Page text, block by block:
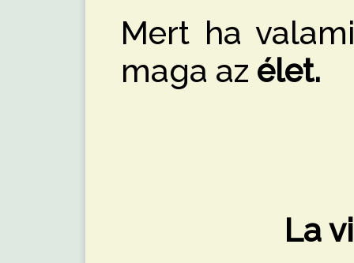
Mert ha
maga az élet.
La